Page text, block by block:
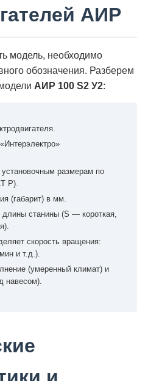
АИР
модель, необходимо
обозначения. Разберем
АИР 100 S2 У2:
размерам по
Р).
(габарит) в мм.
станины (S — короткая,
скорость вращения:
и т.д.).
(умеренный климат) и
навесом).
и